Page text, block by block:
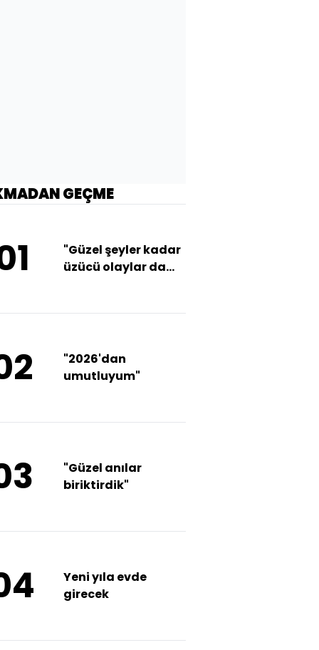
GEÇME
"Güzel şeyler kadar
üzücü olaylar da
"2026'dan
umutluyum"
"Güzel anılar
biriktirdik"
Yeni yıla evde
girecek